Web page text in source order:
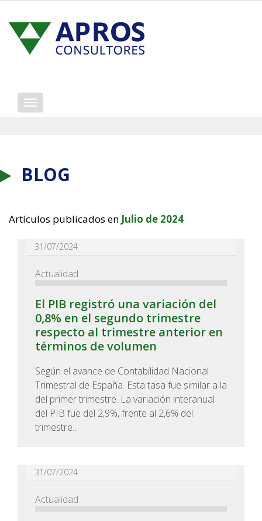
Mostrar/ocultar
BLOG
Artículos publicados en Julio de 2024
31/07/2024
Actualidad
El PIB registró una variación del
0,8% en el segundo trimestre
respecto al trimestre anterior en
términos de volumen
Según el avance de Contabilidad Nacional
Trimestral de España. Esta tasa fue similar a la
del primer trimestre. La variación interanual
del PIB fue del 2,9%, frente al 2,6% del
trimestre...
31/07/2024
Actualidad